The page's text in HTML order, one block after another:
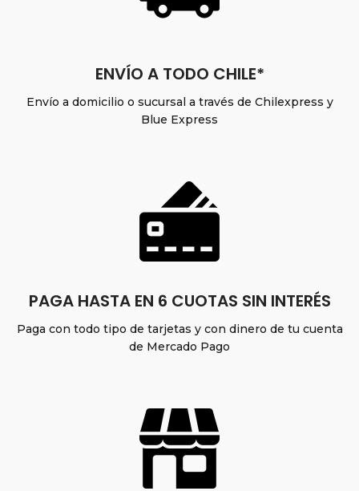
ENVÍO A TODO CHILE*
Envío a domicilio o sucursal a través de Chilexpress y
Blue Express
PAGA HASTA EN 6 CUOTAS SIN INTERÉS
Paga con todo tipo de tarjetas y con dinero de tu cuenta
de Mercado Pago